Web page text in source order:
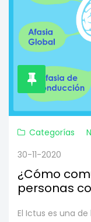
Categorías
30-11-2020
¿Cómo
personas
El Ictus es una